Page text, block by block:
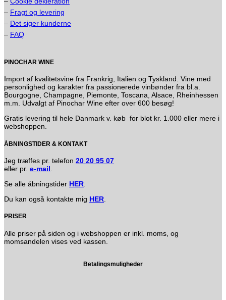
– Fragt og levering
– Det siger kunderne
– FAQ
PINOCHAR WINE
Import af kvalitetsvine fra Frankrig, Italien og Tyskland. Vine med
personlighed og karakter fra passionerede vinbønder fra bl.a.
Bourgogne, Champagne, Piemonte, Toscana, Alsace, Rheinhessen
m.m. Udvalgt af Pinochar Wine efter over 600 besøg!
Gratis levering til hele Danmark v. køb for blot kr. 1.000 eller mere i
webshoppen.
ÅBNINGSTIDER & KONTAKT
Jeg træffes pr. telefon 20 20 95 07
eller pr. e-mail
Se alle åbningstider HER
Du kan også kontakte mig HER
PRISER
Alle priser på siden og i webshoppen er inkl. moms, og
momsandelen vises ved kassen.
Betalingsmuligheder